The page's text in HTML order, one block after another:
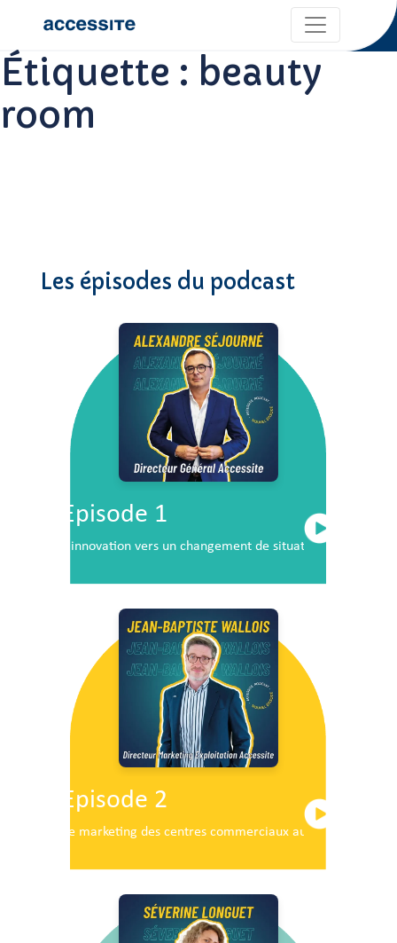
Étiquette : beauty
room
Les épisodes du podcast
Episode 1
L’innovation vers un changement de situation
Episode 2
Le marketing des centres commerciaux au service du